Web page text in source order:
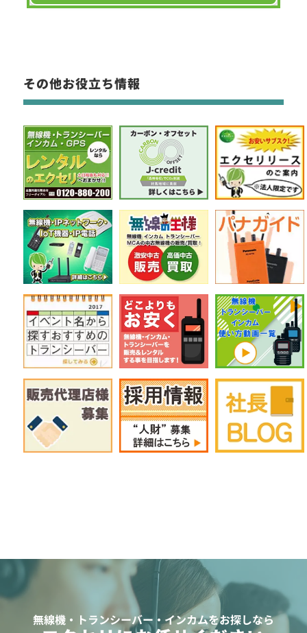
その他お役立ち情報
無線機・トランシーバー・インカムをお探しなら